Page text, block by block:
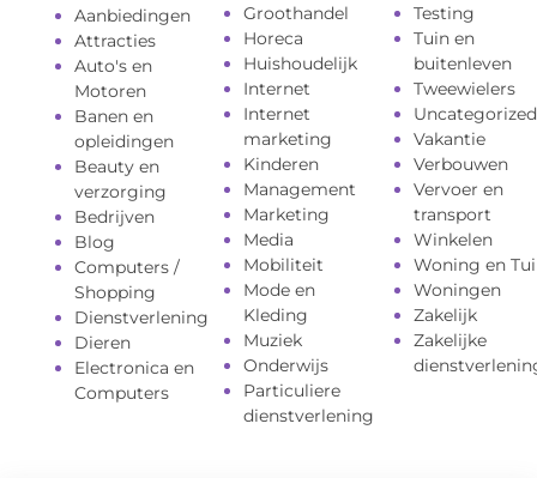
Aanbiedingen
Attracties
Auto's en
Motoren
Banen en
opleidingen
Beauty en
verzorging
Bedrijven
Blog
Computers /
Shopping
Dienstverlening
Dieren
Electronica en
Computers
Groothandel
Horeca
Huishoudelijk
Internet
Internet
marketing
Kinderen
Management
Marketing
Media
Mobiliteit
Mode en
Kleding
Muziek
Onderwijs
Particuliere
dienstverlening
Testing
Tuin en
buitenleven
Tweewielers
Uncategorized
Vakantie
Verbouwen
Vervoer en
transport
Winkelen
Woning en
Woningen
Zakelijk
Zakelijke